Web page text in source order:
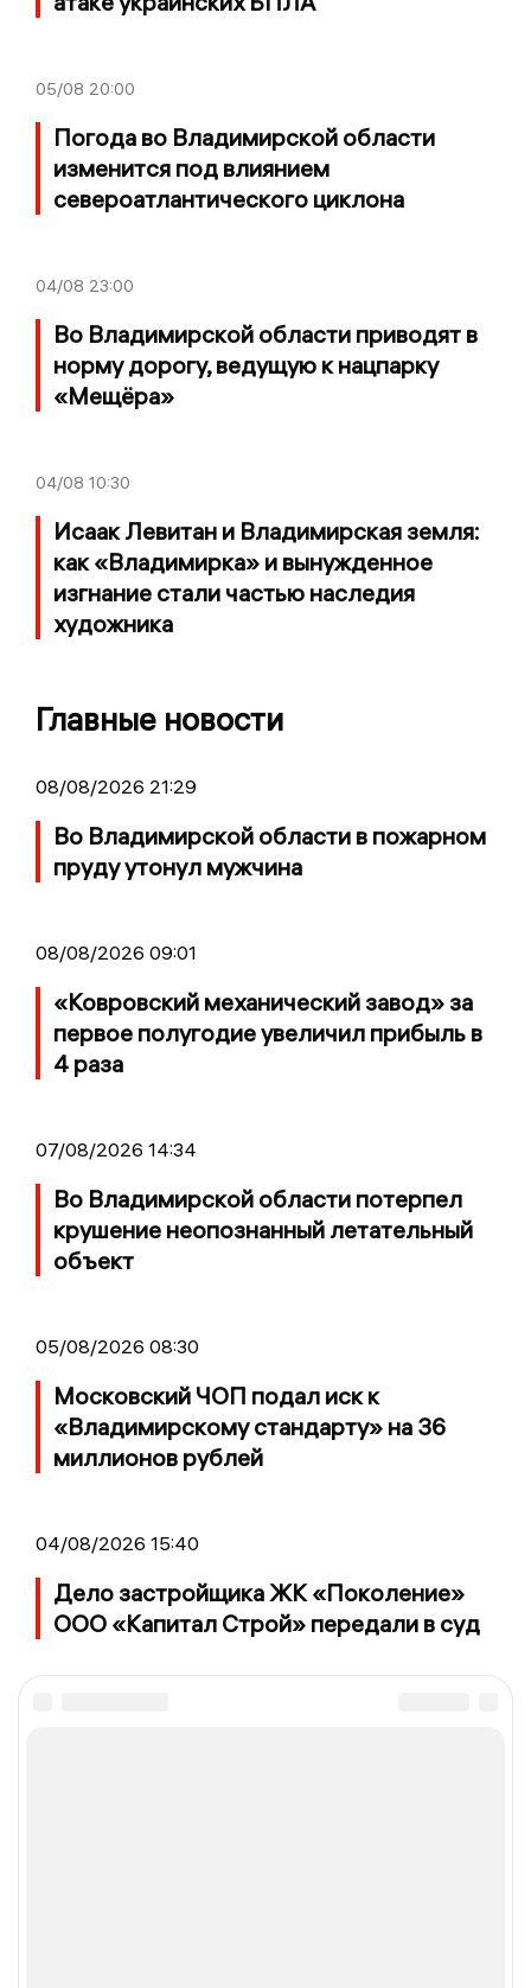
05/08 20:00
Погода во Владимирской области
изменится под влиянием
североатлантического циклона
04/08 23:00
Во Владимирской области приводят в
норму дорогу, ведущую к нацпарку
«Мещёра»
04/08 10:30
Исаак Левитан и Владимирская земля:
как «Владимирка» и вынужденное
изгнание стали частью наследия
художника
Главные новости
08/08/2026 21:29
Во Владимирской области в пожарном
пруду утонул мужчина
08/08/2026 09:01
«Ковровский механический завод» за
первое полугодие увеличил прибыль в
4 раза
07/08/2026 14:34
Во Владимирской области потерпел
крушение неопознанный летательный
объект
05/08/2026 08:30
Московский ЧОП подал иск к
«Владимирскому стандарту» на 36
миллионов рублей
04/08/2026 15:40
Дело застройщика ЖК «Поколение»
ООО «Капитал Строй» передали в суд